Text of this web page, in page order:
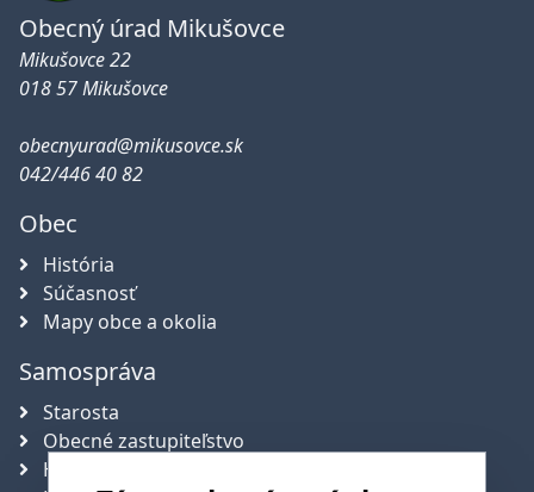
Obecný úrad Mikušovce
Mikušovce 22
018 57 Mikušovce
obecnyurad@mikusovce.sk
042/446 40 82
Obec
História
Súčasnosť
Mapy obce a okolia
Samospráva
Starosta
Obecné zastupiteľstvo
Hlavný kontrolór obce